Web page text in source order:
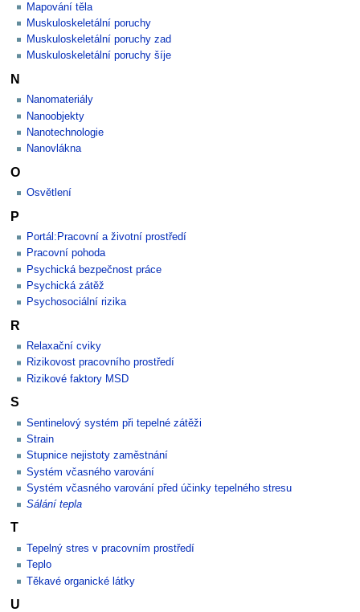
Mapování těla
Muskuloskeletální poruchy
Muskuloskeletální poruchy zad
Muskuloskeletální poruchy šíje
N
Nanomateriály
Nanoobjekty
Nanotechnologie
Nanovlákna
O
Osvětlení
P
Portál:Pracovní a životní prostředí
Pracovní pohoda
Psychická bezpečnost práce
Psychická zátěž
Psychosociální rizika
R
Relaxační cviky
Rizikovost pracovního prostředí
Rizikové faktory MSD
S
Sentinelový systém při tepelné zátěži
Strain
Stupnice nejistoty zaměstnání
Systém včasného varování
Systém včasného varování před účinky tepelného stresu
Sálání tepla
T
Tepelný stres v pracovním prostředí
Teplo
Těkavé organické látky
U